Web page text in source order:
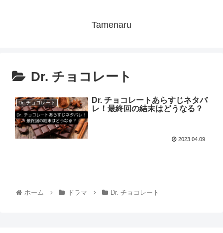
Tamenaru
Dr. チョコレート
Dr. チョコレート
Dr. チョコレートあらすじネタバ
レ！最終回の結末はどうなる？
2023.04.09
ホーム ドラマ Dr. チョコレート